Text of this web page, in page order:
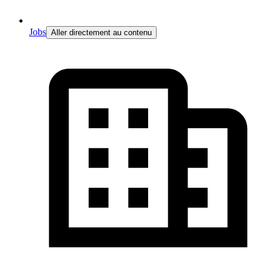
Jobs Aller directement au contenu